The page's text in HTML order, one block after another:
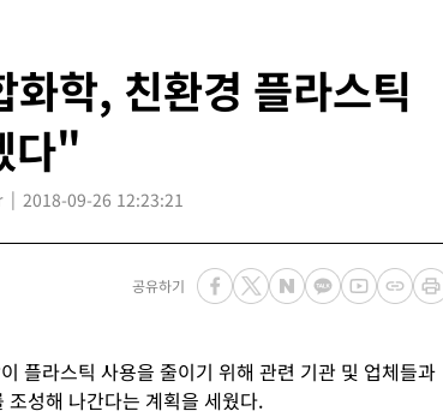
학, 친환경 플라스틱
다"
2018-09-26 12:23:21
공유하기
플라스틱 사용을 줄이기 위해 관련 기관 및 업체들과
성해 나간다는 계획을 세웠다.